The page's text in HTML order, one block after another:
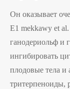
Он оказывает
E1 mekkawy et
ганодериольф и
ингибировать
плодовые тела и
тритерпеноиды,